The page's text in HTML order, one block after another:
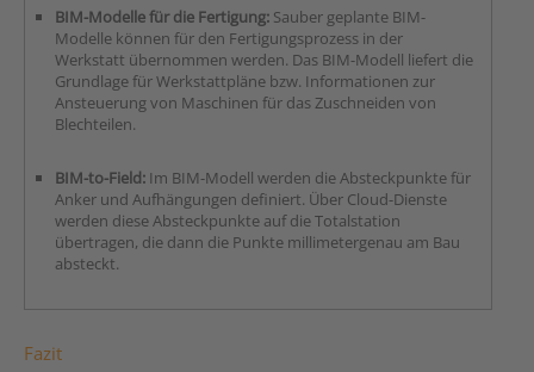
BIM-Modelle für die Fertigung: Sauber geplante BIM-
Modelle können für den Fertigungsprozess in der
Werkstatt übernommen werden. Das BIM-Modell liefert die
Grundlage für Werkstattpläne bzw. Informationen zur
Ansteuerung von Maschinen für das Zuschneiden von
Blechteilen.
BIM-to-Field: Im BIM-Modell werden die Absteckpunkte für
Anker und Aufhängungen definiert. Über Cloud-Dienste
werden diese Absteckpunkte auf die Totalstation
übertragen, die dann die Punkte millimetergenau am Bau
absteckt.
Fazit